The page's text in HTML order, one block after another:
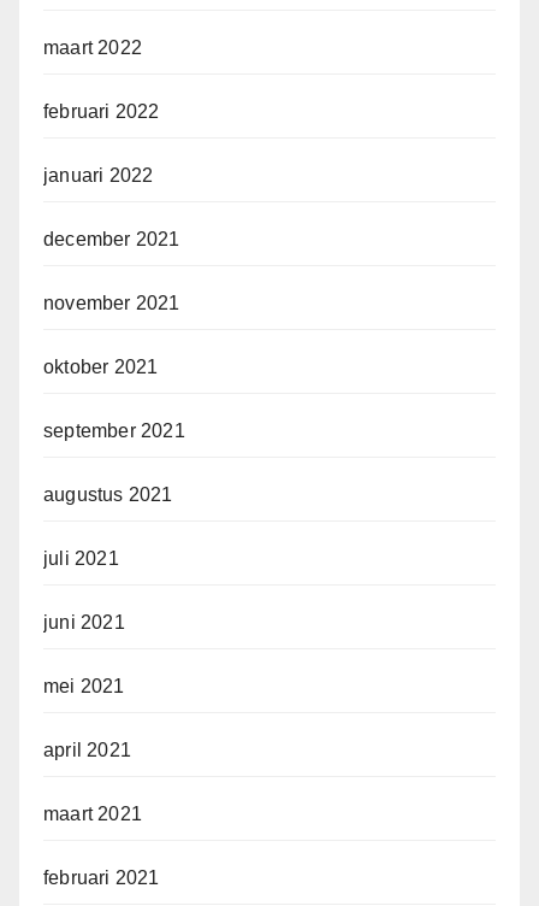
maart 2022
februari 2022
januari 2022
december 2021
november 2021
oktober 2021
september 2021
augustus 2021
juli 2021
juni 2021
mei 2021
april 2021
maart 2021
februari 2021